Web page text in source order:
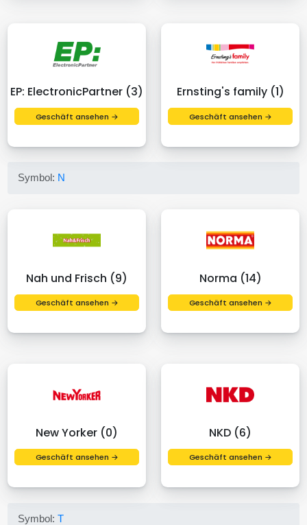
EP: ElectronicPartner (3)
Geschäft ansehen →
Ernsting's family (1)
Geschäft ansehen →
Symbol: N
Nah und Frisch (9)
Geschäft ansehen →
Norma (14)
Geschäft ansehen →
New Yorker (0)
Geschäft ansehen →
NKD (6)
Geschäft ansehen →
Symbol:T